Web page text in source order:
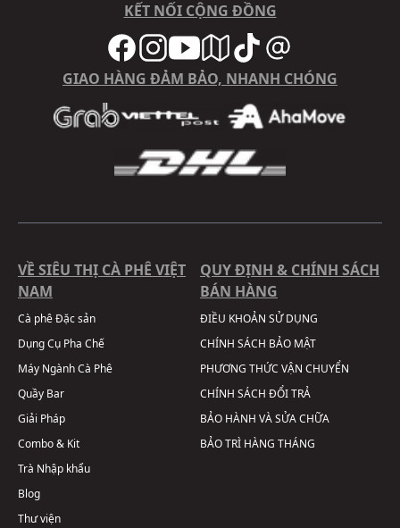
KẾT NỐI CỘNG ĐỒNG
GIAO HÀNG ĐẢM BẢO, NHANH CHÓNG
VỀ SIÊU THỊ CÀ PHÊ VIỆT
NAM
Cà phê Đặc sản
Dụng Cụ Pha Chế
Máy Ngành Cà Phê
Quầy Bar
Giải Pháp
Combo & Kit
Trà Nhập khẩu
Blog
Thư viện
QUY ĐỊNH & CHÍNH SÁCH
BÁN HÀNG
ĐIỀU KHOẢN SỬ DỤNG
CHÍNH SÁCH BẢO MẬT
PHƯƠNG THỨC VẬN CHUYỂN
CHÍNH SÁCH ĐỔI TRẢ
BẢO HÀNH VÀ SỬA CHỮA
BẢO TRÌ HÀNG THÁNG